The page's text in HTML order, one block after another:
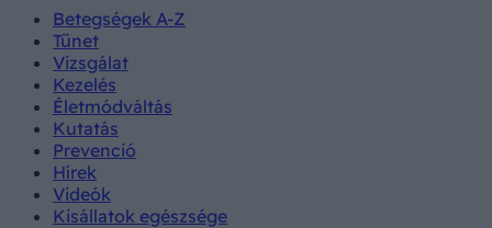
Betegségek A-Z
Tünet
Vizsgálat
Kezelés
Életmódváltás
Kutatás
Prevenció
Hírek
Videók
Kisállatok egészsége